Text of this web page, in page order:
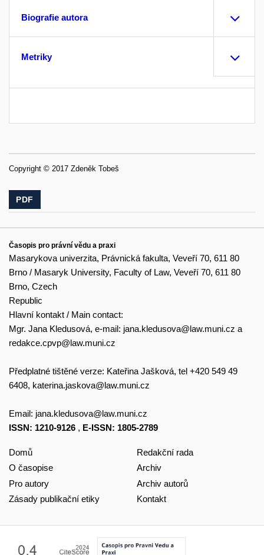
Biografie autora
Metriky
Copyright © 2017 Zdeněk Tobeš
PDF
Časopis pro právní vědu a praxi
Masarykova univerzita, Právnická fakulta, Veveří 70, 611 80
Brno / Masaryk University, Faculty of Law, Veveří 70, 611 80
Brno, Czech
Republic
Hlavní kontakt / Main contact:
Mgr. Jana Kledusová, e-mail: jana.kledusova@law.muni.cz a
redakce.cpvp@law.muni.cz
Předplatné tištěné verze: Kateřina Jašková, tel +420 549 49
6408, katerina.jaskova@law.muni.cz
Email: jana.kledusova@law.muni.cz
ISSN: 1210-9126 , E-ISSN: 1805-2789
Domů
O časopise
Pro autory
Zásady publikační etiky
Redakční rada
Archiv
Archiv autorů
Kontakt